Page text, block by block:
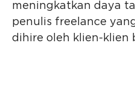
meningkatkan daya
penulis freelance
dihire oleh klien-klien